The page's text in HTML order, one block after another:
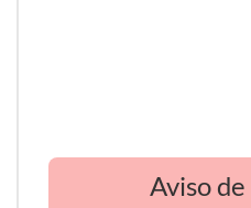
Aviso